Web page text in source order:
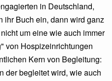
in Deutschland,
ihr Buch ein, dann wird ganz
um eine wie auch immer
von Hospizeinrichtungen
Kern von Begleitung:
der begleitet wird, wie auch